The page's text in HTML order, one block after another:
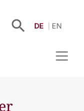
DE EN